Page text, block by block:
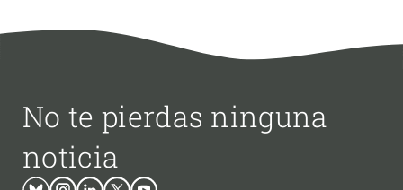
No te pierdas ninguna
noticia
BlueskyInstagram
LinkedinTwitterYoutube